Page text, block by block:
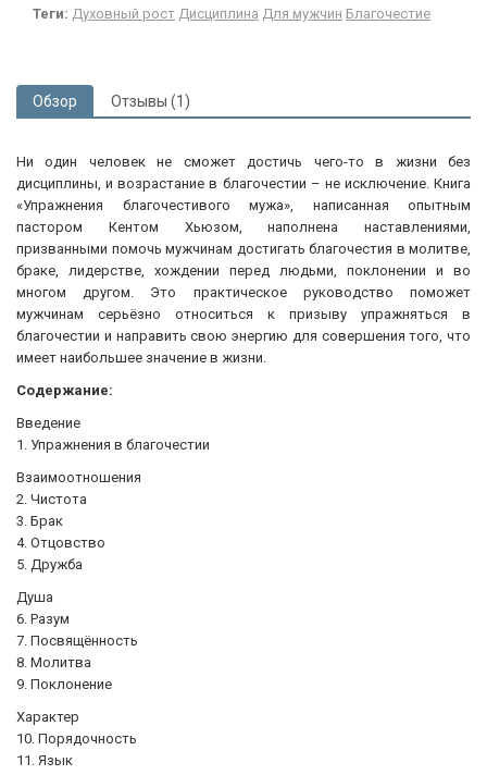
Теги: Духовный рост Дисциплина Для мужчин Благочестие
Обзор Отзывы (1)
Ни один человек не сможет достичь чего-то в жизни без
дисциплины, и возрастание в благочестии – не исключение. Книга
«Упражнения благочестивого мужа», написанная опытным
пастором Кентом Хьюзом, наполнена наставлениями,
призванными помочь мужчинам достигать благочестия в молитве,
браке, лидерстве, хождении перед людьми, поклонении и во
многом другом. Это практическое руководство поможет
мужчинам серьёзно относиться к призыву упражняться в
благочестии и направить свою энергию для совершения того, что
имеет наибольшее значение в жизни.
Содержание:
Введение
1. Упражнения в благочестии
Взаимоотношения
2. Чистота
3. Брак
4. Отцовство
5. Дружба
Душа
6. Разум
7. Посвящённость
8. Молитва
9. Поклонение
Характер
10. Порядочность
11. Язык